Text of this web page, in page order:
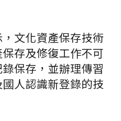
文化資產保存技術
存及修復工作不可
保存，並辦理傳習
人認識新登錄的技